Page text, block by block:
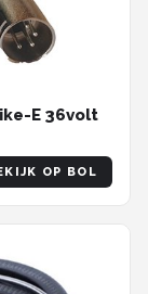
E 36volt
OP BOL